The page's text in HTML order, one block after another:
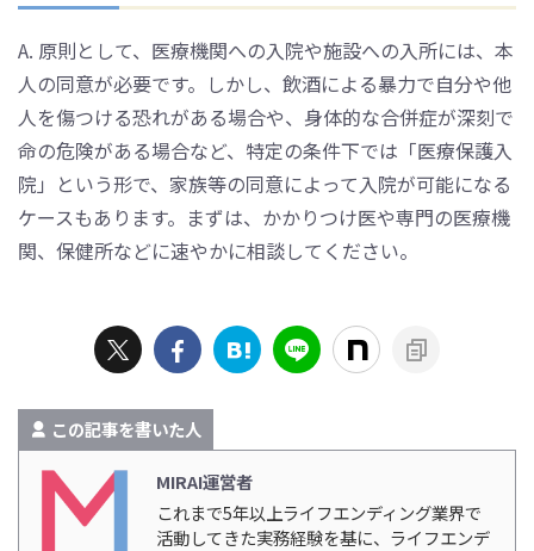
A. 原則として、医療機関への入院や施設への入所には、本
人の同意が必要です。しかし、飲酒による暴力で自分や他
人を傷つける恐れがある場合や、身体的な合併症が深刻で
命の危険がある場合など、特定の条件下では「医療保護入
院」という形で、家族等の同意によって入院が可能になる
ケースもあります。まずは、かかりつけ医や専門の医療機
関、保健所などに速やかに相談してください。
この記事を書いた人
MIRAI運営者
これまで5年以上ライフエンディング業界で
活動してきた実務経験を基に、ライフエンデ